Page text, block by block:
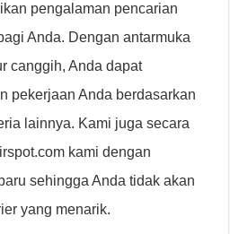
pengalaman pencarian
Anda. Dengan antarmuka
canggih, Anda dapat
pekerjaan Anda berdasarkan
lainnya. Kami juga secara
kami dengan
sehingga Anda tidak akan
yang menarik.